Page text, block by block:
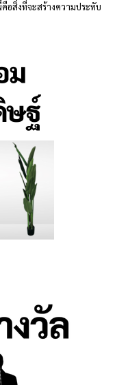
อสิ่งที่จะสร้างความประทับ